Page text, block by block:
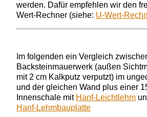
werden. Dafür empfehlen wir den
Wert-Rechner (siehe: U-Wert-
Im folgenden ein Vergleich
Backsteinmauerwerk (außen
mit 2 cm Kalkputz verputzt) im
und der gleichen Wand plus einer
Innenschale mit Hanf-Leichtlehm
Hanf-Lehmbauplatte